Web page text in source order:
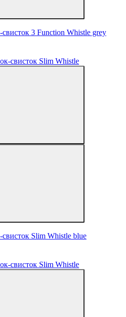
3 Function Whistle grey
Slim Whistle blue